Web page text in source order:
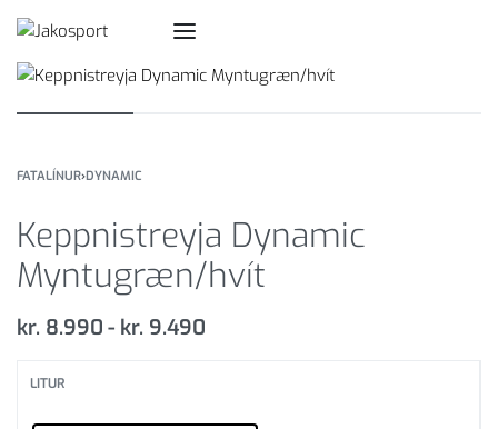
FATALÍNUR›DYNAMIC
Keppnistreyja Dynamic
Myntugræn/hvít
kr. 8.990 kr. 9.490
LITUR